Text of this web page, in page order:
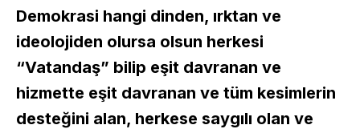
Demokrasi hangi dinden, ırktan ve
ideolojiden olursa olsun herkesi
“Vatandaş” bilip eşit davranan ve
hizmette eşit davranan ve tüm kesimlerin
desteğini alan, herkese saygılı olan ve